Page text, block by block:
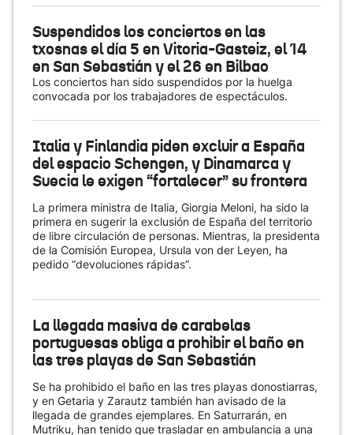
Suspendidos los conciertos en las
txosnas el día 5 en Vitoria-Gasteiz, el 14
en San Sebastián y el 26 en Bilbao
Los conciertos han sido suspendidos por la huelga
convocada por los trabajadores de espectáculos.
Italia y Finlandia piden excluir a España
del espacio Schengen, y Dinamarca y
Suecia le exigen “fortalecer” su frontera
La primera ministra de Italia, Giorgia Meloni, ha sido la
primera en sugerir la exclusión de España del territorio
de libre circulación de personas. Mientras, la presidenta
de la Comisión Europea, Ursula von der Leyen, ha
pedido “devoluciones rápidas”.
La llegada masiva de carabelas
portuguesas obliga a prohibir el baño en
las tres playas de San Sebastián
Se ha prohibido el baño en las tres playas donostiarras,
y en Getaria y Zarautz también han avisado de la
llegada de grandes ejemplares. En Saturrarán, en
Mutriku, han tenido que trasladar en ambulancia a una